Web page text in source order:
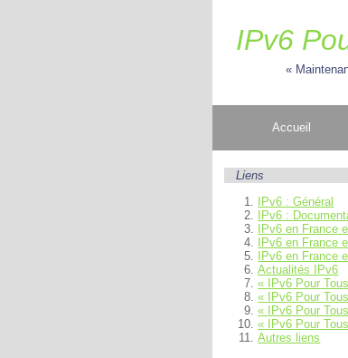
IPv6
Accueil
Liens
IPv6 : Général
IPv6 :
IPv6 en France
IPv6 en France
IPv6 en France
Actualités IPv6
IPv6 Pour
IPv6 Pour
IPv6 Pour
IPv6 Pour
Autres liens